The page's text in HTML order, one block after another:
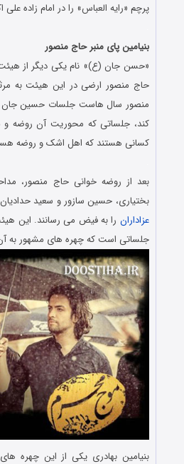
پرچم «رایه العباس» را در امام زاده
بنیامین پای منبر حاج منصور
«حسن جان (ع)» نام یکی دیگر از
حاج منصور ارضی در این هیئت به
منصور سال هاست جلسات حسین جان
کند، جلساتی که محوریت آن روضه و
کسانی هستند که اهل اشک و روضه
بعد از روضه خوانی حاج منصور،
بختیاری، حسین سازور و سعید
عزاداران را به فیض می رسانند. این
جلساتی است که چهره های مشهور به
بنیامین بهادری یکی از این چهره